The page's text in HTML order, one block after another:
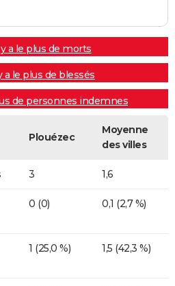
a le plus de morts
a le plus de blessés
de personnes indemnes
Plouézec
Moyenne
des villes
3 1,6
0 (0) 0,1 (2,7 %)
1 (25,0 %) 1,5 (42,3 %)